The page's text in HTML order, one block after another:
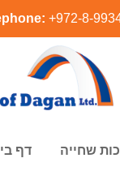
+972-8-
דף שחייה